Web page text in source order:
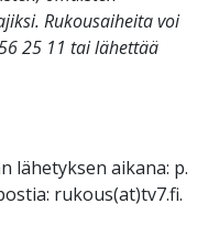
Rukousaiheita voi
25 11 tai lähettää
lähetyksen aikana: p.
rukous(at)tv7.fi.